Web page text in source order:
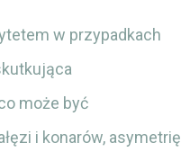
w przypadkach
może być
i konarów, asymetrię